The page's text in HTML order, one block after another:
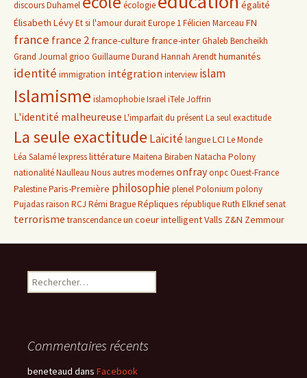
discoursDuhamel écologie
égalité
Élisabeth LévyEt si l'amour duraitEurope 1Félicien Marceau FN
france france 2france-culture france-interGhaleb Bencheikh
Grand Journalgrioo Guillaume Durand Hannah Arendthumanités
identité immigration intégration interview islam
Islamisme islamophobieIsraeliTeleJoffrin
L'identité malheureuse L'imparfait du présentLa seul exactitude
La seule exactitude LaïcitélangueLCI Le Monde
Léa Salamélexpresslittérature Maitena Biraben Natacha Polony
nationalitéNaulleau Nous autres modernesonfrayonpcOuest-France
PalestineParis-Première philosophieplenelPolonium polony
Pujadasraison RCJ Rémi BragueRépliques républiqueRuth Elkriefsenat
terrorisme transcendanceun coeur intelligentValls Z&N Zemmour
Rechercher :
Commentaires récents
beneteaud dans Facebook